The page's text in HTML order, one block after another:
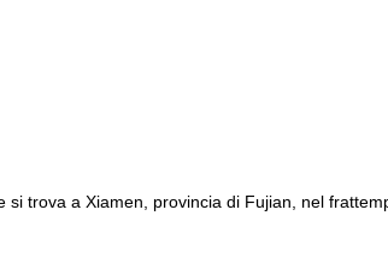
trova a Xiamen, provincia di Fujian, nel